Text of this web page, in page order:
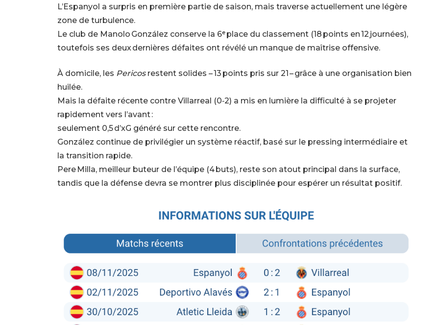
L’Espanyol a surpris en première partie de saison, mais traverse actuellement une légère
zone de turbulence.
Le club de Manolo González conserve la 6ᵉ place du classement (18 points en 12 journées),
toutefois ses deux dernières défaites ont révélé un manque de maîtrise offensive.
À domicile, les Pericosrestent solides – 13 points pris sur 21 – grâce à une organisation bien
huilée.
Mais la défaite récente contre Villarreal (0‑2) a mis en lumière la difficulté à se projeter
rapidement vers l’avant :
seulement 0,5 d’xG généré sur cette rencontre.
González continue de privilégier un système réactif, basé sur le pressing intermédiaire et
la transition rapide.
Pere Milla, meilleur buteur de l’équipe (4 buts), reste son atout principal dans la surface,
tandis que la défense devra se montrer plus disciplinée pour espérer un résultat positif.